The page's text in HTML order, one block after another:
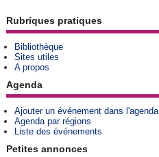
Rubriques pratiques
Bibliothèque
Sites utiles
A propos
Agenda
Ajouter un événement dans l'agenda
Agenda par régions
Liste des événements
Petites annonces